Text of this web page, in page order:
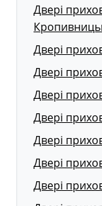
Двері
Двері
Двері
Двері
Двері
Двері
Двері
Двері